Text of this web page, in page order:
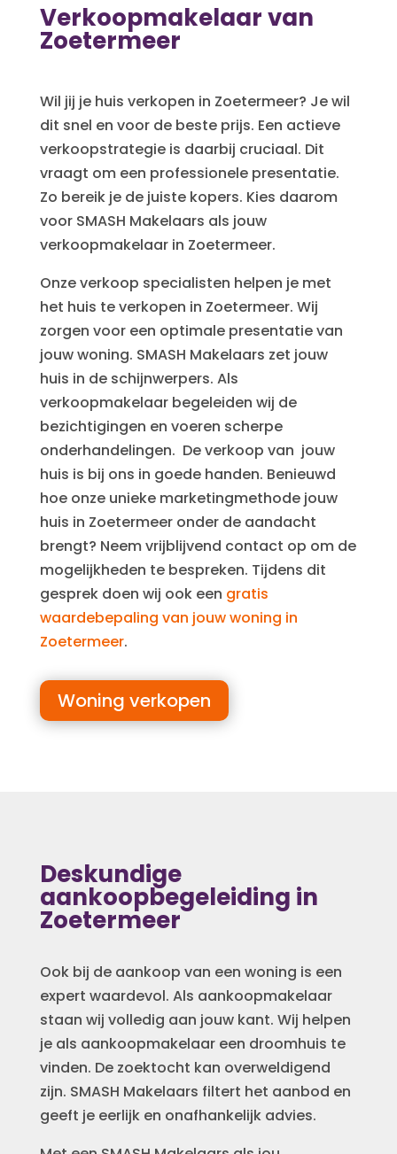
Verkoopmakelaar van
Zoetermeer
Wil jij je huis verkopen in Zoetermeer? Je wil
dit snel en voor de beste prijs. Een actieve
verkoopstrategie is daarbij cruciaal. Dit
vraagt om een professionele presentatie.
Zo bereik je de juiste kopers. Kies daarom
voor SMASH Makelaars als jouw
verkoopmakelaar in Zoetermeer.
Onze verkoop specialisten helpen je met
het huis te verkopen in Zoetermeer. Wij
zorgen voor een optimale presentatie van
jouw woning. SMASH Makelaars zet jouw
huis in de schijnwerpers. Als
verkoopmakelaar begeleiden wij de
bezichtigingen en voeren scherpe
onderhandelingen. De verkoop van jouw
huis is bij ons in goede handen. Benieuwd
hoe onze unieke marketingmethode jouw
huis in Zoetermeer onder de aandacht
brengt? Neem vrijblijvend contact op om de
mogelijkheden te bespreken. Tijdens dit
gesprek doen wij ook een gratis
waardebepaling van jouw woning in
Zoetermeer.
Woning verkopen
Deskundige
aankoopbegeleiding in
Zoetermeer
Ook bij de aankoop van een woning is een
expert waardevol. Als aankoopmakelaar
staan wij volledig aan jouw kant. Wij helpen
je als aankoopmakelaar een droomhuis te
vinden. De zoektocht kan overweldigend
zijn. SMASH Makelaars filtert het aanbod en
geeft je eerlijk en onafhankelijk advies.